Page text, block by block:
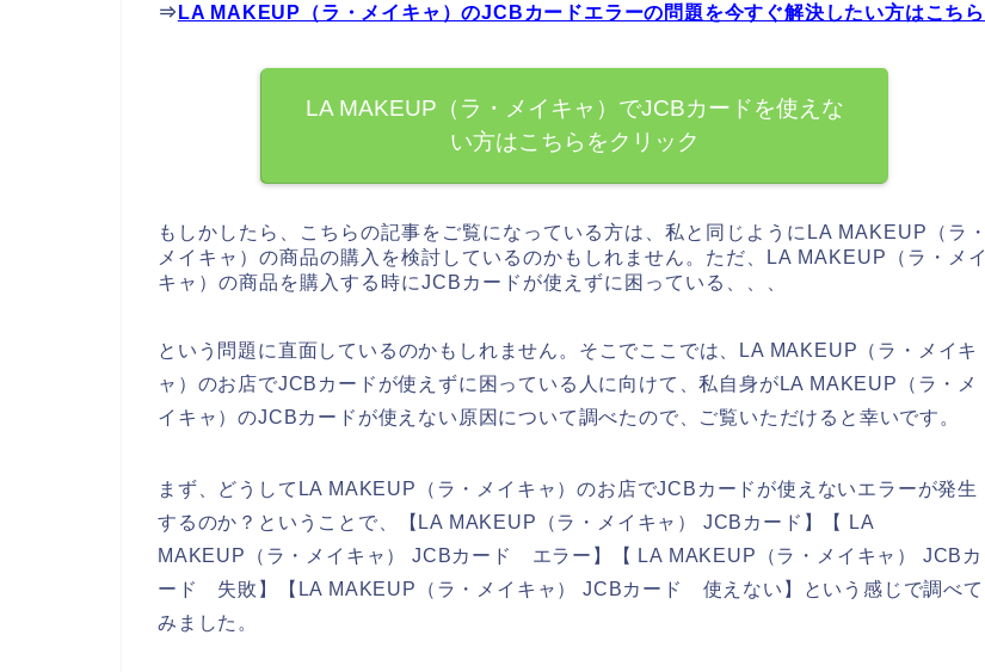
⇒ LA MAKEUP（ラ・メイキャ）のJCBカードエラーの問題を今すぐ解決したい方はこちら
LA MAKEUP（ラ・メイキャ）でJCBカードを使えな
い方はこちらをクリック
もしかしたら、こちらの記事をご覧になっている方は、私と同じようにLA MAKEUP（ラ・
メイキャ）の商品の購入を検討しているのかもしれません。ただ、LA MAKEUP（ラ・メイ
キャ）の商品を購入する時にJCBカードが使えずに困っている、、、
という問題に直面しているのかもしれません。そこでここでは、LA MAKEUP（ラ・メイキ
ャ）のお店でJCBカードが使えずに困っている人に向けて、私自身がLA MAKEUP（ラ・メ
イキャ）のJCBカードが使えない原因について調べたので、ご覧いただけると幸いです。
まず、どうしてLA MAKEUP（ラ・メイキャ）のお店でJCBカードが使えないエラーが発生
するのか？ということで、【LA MAKEUP（ラ・メイキャ） JCBカード】【 LA
MAKEUP（ラ・メイキャ） JCBカード エラー】【 LA MAKEUP（ラ・メイキャ） JCBカ
ード 失敗】【LA MAKEUP（ラ・メイキャ） JCBカード 使えない】という感じで調べて
みました。